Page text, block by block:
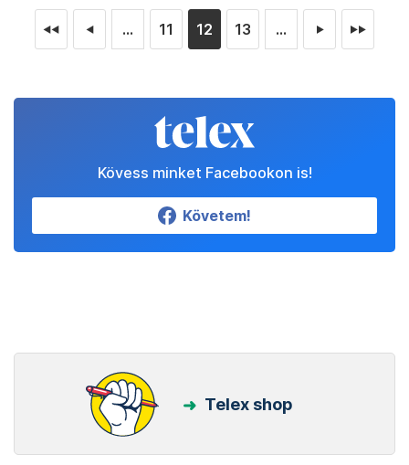
◄◄ ◄ ... 11 12 13 ... ► ►►
Kövess minket Facebookon is!
Követem!
Telex shop